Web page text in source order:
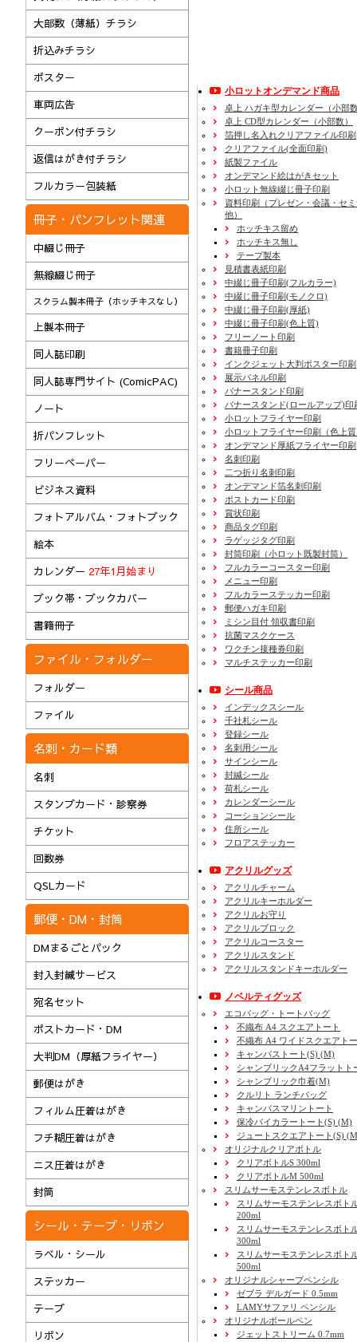
大部数（薄紙）チラシ
折込みチラシ
ポスター
車両広告
クーポン付チラシ
返信はがき付チラシ
フルカラー包装紙
冊子・パンフレット関連
中綴じ冊子
無線綴じ冊子
スクラム製本冊子（ホッチキスなし）
上製本冊子
同人誌印刷
同人誌専門サイト (ComicPAC)
ノート
折パンフレット
フリーペーパー
ビジネス資料
フォトアルバム・フォトブック
絵本
カレンダー 27年1月始まり
ブック帯・ブックカバー
書籍冊子
ファイル・フォルダー
フォルダー
ファイル
名刺・カード類
名刺
スタンプカード・診察券
チケット
回数券
QSLカード
郵便・DM・封筒
DMまるごとパック
封入封緘サービス
宛名セット
ポストカード・DM
大判DM（厚紙フライヤー）
郵便はがき
フィルム圧着はがき
フチ糊圧着はがき
ニス圧着はがき
封筒
シール・テープ・リボン
ラベル・シール
ステッカー
テープ
リボン
小ロットオンデマンド商品
卓上 ハガキ型カレンダー（小部
卓上 CD型カレンダー（小部数）
箔押し名入れクリアファイル印刷
クリアファイル(全面印刷)
紙製ファイル
オンデマンド絵はがきセット
小ロット無線綴じ冊子印刷
資料印刷
（プレゼン・会議・セ
他）
ホッチキス留め
ホッチキス無し
テープ製本
見積書表紙印刷
中綴じ冊子印刷(フルカラー)
中綴じ冊子印刷(モノクロ)
中綴じ冊子印刷(厚紙)
中綴じ冊子印刷(色上質)
フリーノート印刷
書籍冊子印刷
インクジェット大判ポスター印刷
展示パネル印刷
バナースタンド印刷
バナースタンド(ロールアップ)印
小ロットフライヤー印刷
小ロットフライヤー印刷（色上
オンデマンド厚紙フライヤー印刷
名刺印刷
二つ折り名刺印刷
オンデマンド箔名刺印刷
ポストカード印刷
賞状印刷
商品タグ印刷
ラゲッジタグ印刷
封筒印刷
（小ロット既製封筒）
フルカラーコースター印刷
メニュー印刷
フルカラーステッカー印刷
郵便ハガキ印刷
ミシン目付 領収書印刷
抗菌マスクケース
ワクチン接種券印刷
マルチステッカー印刷
シール商品
インデックスシール
千社札シール
登録シール
名刺用シール
サインシール
封緘シール
荷札シール
カレンダーシール
コーションシール
住所シール
フロアステッカー
アクリルグッズ
アクリルチャーム
アクリルキーホルダー
アクリルお守り
アクリルブロック
アクリルコースター
アクリルスタンド
アクリルスタンドキーホルダー
ノベルティグッズ
エコバッグ・トートバッグ
不織布 A4 スクエアトート
不織布 A4 ワイドスクエアト
キャンバストート(S) (M)
シャンブリックA4フラットト
シャンブリック巾着(M)
クルリト ランチバッグ
キャンバスマリントート
保冷バイカラートート(S) (M)
ジュートスクエアトート(S)
オリジナルクリアボトル
クリアボトルS 300ml
クリアボトルM 500ml
スリムサーモステンレスボトル
スリムサーモステンレスボト
200ml
スリムサーモステンレスボト
300ml
スリムサーモステンレスボト
500ml
オリジナルシャープペンシル
ゼブラ デルガード 0.5mm
LAMYサファリ ペンシル
オリジナルボールペン
ジェットストリーム 0.7mm